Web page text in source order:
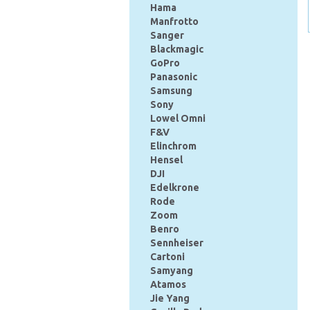
Hama
Manfrotto
Sanger
Blackmagic
GoPro
Panasonic
Samsung
Sony
Lowel Omni
F&V
Elinchrom
Hensel
DJI
Edelkrone
Rode
Zoom
Benro
Sennheiser
Cartoni
Samyang
Atamos
Jie Yang